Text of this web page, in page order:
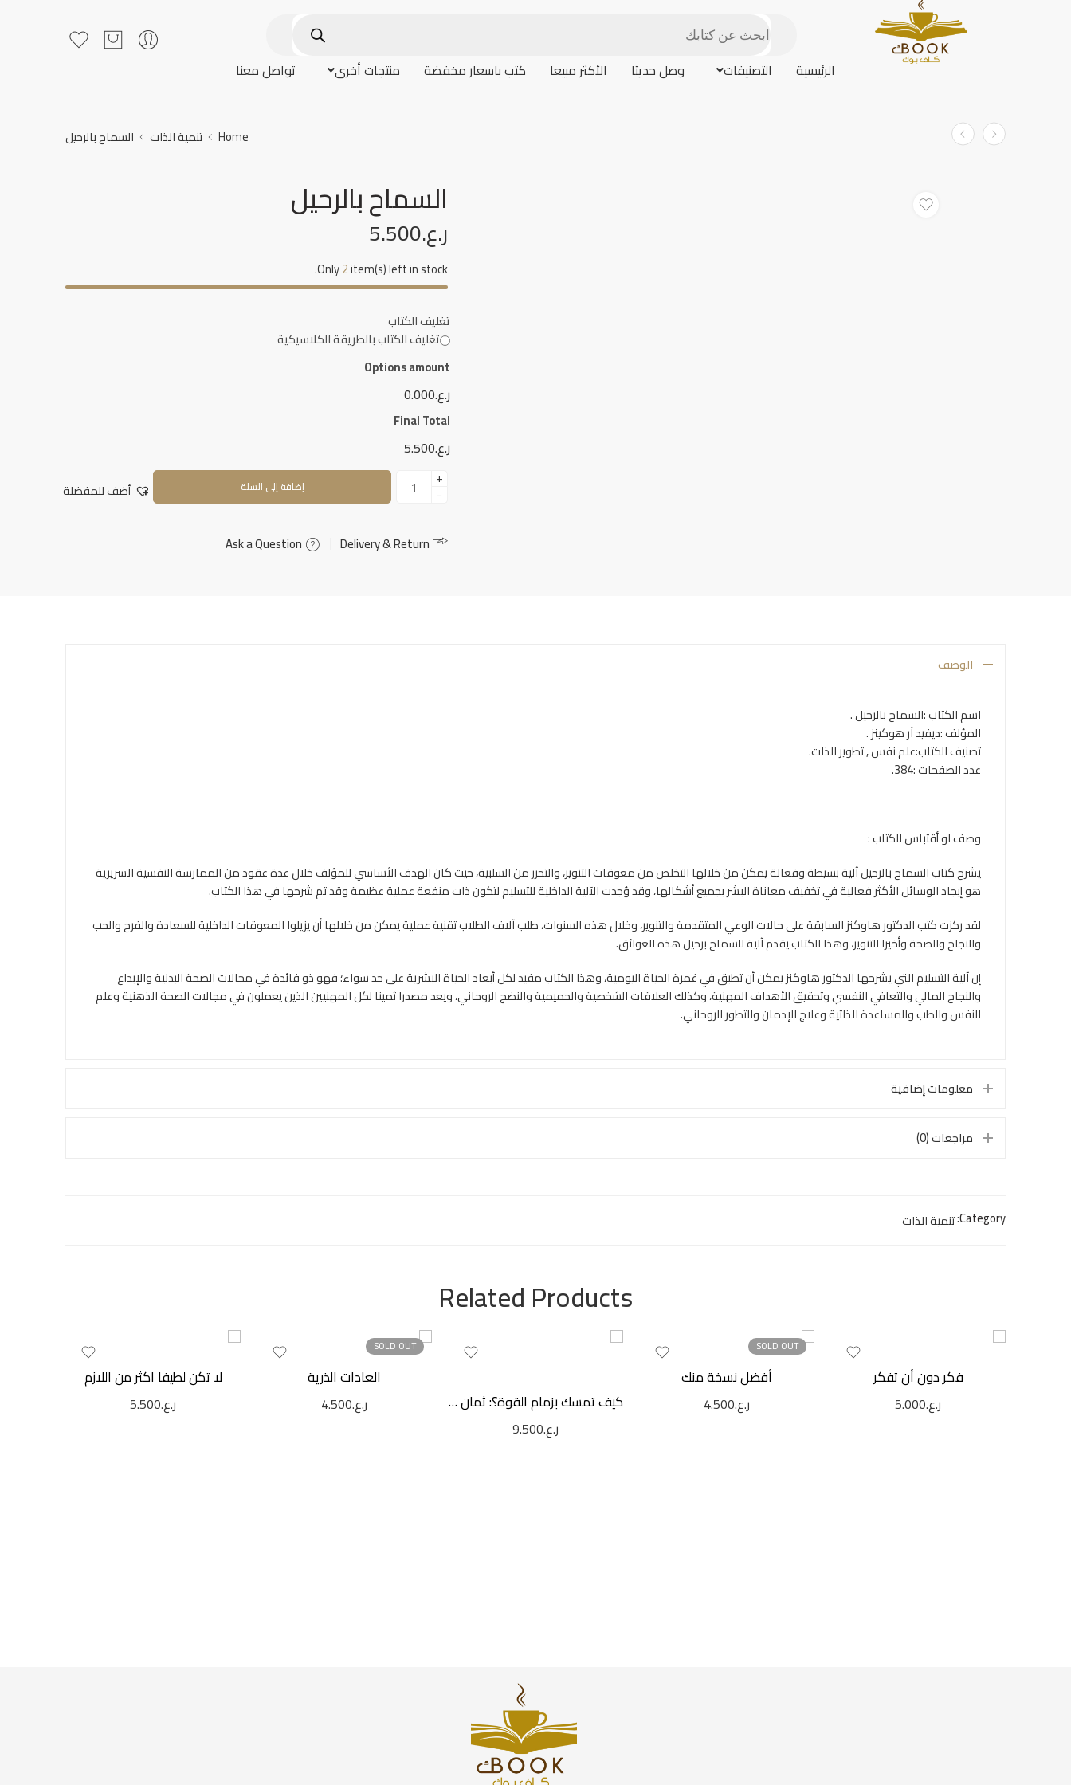
الرئيسية التصنيفات وصل حديثا الأكثر مبيعا كتب باسعار مخفضة منتجات أخرى تواصل معنا
Home تنمية الذات السماح بالرحيل
السماح بالرحيل
ر.ع.5.500
Only2item(s) left in stock.
تغليف الكتاب
تغليف الكتاب بالطريقة الكلاسيكية
Options amount
ر.ع.0.000
Final Total
ر.ع.5.500
+
− إضافة إلى السلة أضف للمفضلة
الوصف
اسم الكتاب :السماح بالرحيل .
المؤلف :ديفيد آر هوكينز .
تصنيف الكتاب:علم نفس , تطوير الذات.
عدد الصفحات :384.
وصف او أقتباس للكتاب :
يشرح كتاب السماح بالرحيل آلية بسيطة وفعالة يمكن من خلالها التخلص من معوقات التنوير، والتحرر من السلبية، حيث كان الهدف الأساسي للمؤلف خلال عدة عقود من الممارسة النفسية السريرية
هو إيجاد الوسائل الأكثر فعالية في تخفيف معاناة البشر بجميع أشكالها، وقد وُجدت الآلية الداخلية للتسليم لتكون ذات منفعة عملية عظيمة وقد تم شرحها في هذا الكتاب.
لقد ركزت كتب الدكتور هاوكنز السابقة على حالات الوعي المتقدمة والتنوير، وخلال هذه السنوات، طلب آلاف الطلاب تقنية عملية يمكن من خلالها أن يزيلوا المعوقات الداخلية للسعادة والفرح والحب
والنجاح والصحة وأخيرا التنوير، وهذا الكتاب يقدم آلية للسماح برحيل هذه العوائق.
إن آلية التسليم التي يشرحها الدكتور هاوكنز يمكن أن تطبق في غمرة الحياة اليومية، وهذا الكتاب مفيد لكل أبعاد الحياة البشرية على حد سواء؛ فهو ذو فائدة في مجالات الصحة البدنية والإبداع
والنجاح المالي والتعافي النفسي وتحقيق الأهداف المهنية، وكذلك العلاقات الشخصية والحميمية والنضج الروحاني، ويعد مصدرا ثمينا لكل المهنيين الذين يعملون في مجالات الصحة الذهنية وعلم
النفس والطب والمساعدة الذاتية وعلاج الإدمان والتطور الروحاني.
معلومات إضافية
مراجعات (0)
Category: تنمية الذات
Related Products
فكر دون أن تفكر
ر.ع.5.000
SOLD OUT
أفضل نسخة منك
ر.ع.4.500 كيف تمسك بزمام القوة؟: ثمان وأربعون قاعدة ترشدك إليها
ر.ع.9.500
SOLD OUT
العادات الذرية
ر.ع.4.500
لا تكن لطيفا اكثر من اللازم
ر.ع.5.500